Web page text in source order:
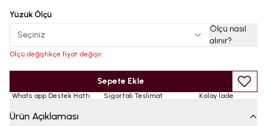
Yüzük Ölçü
Seçiniz
Ölçü nasıl
alınır?
Ölçü değiştikçe fiyat değişir.
Sepete Ekle
Whats app Destek Hattı Sigortalı Teslimat Kolay İade
Ürün Açıklaması